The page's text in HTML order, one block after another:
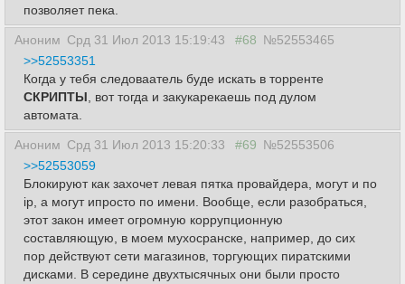
позволяет пека.
Аноним Срд 31 Июл 2013 15:19:43 #68 №52553465
>>52553351
Когда у тебя следоваатель буде искать в торренте
СКРИПТЫ , вот тогда и закукарекаешь под дулом
автомата.
Аноним Срд 31 Июл 2013 15:20:33 #69 №52553506
>>52553059
Блокируют как захочет левая пятка провайдера, могут и по
ip, а могут ипросто по имени. Вообще, если разобраться,
этот закон имеет огромную коррупционную
составляющую, в моем мухосранске, например, до сих
пор действуют сети магазинов, торгующих пиратскими
дисками. В середине двухтысячных они были просто